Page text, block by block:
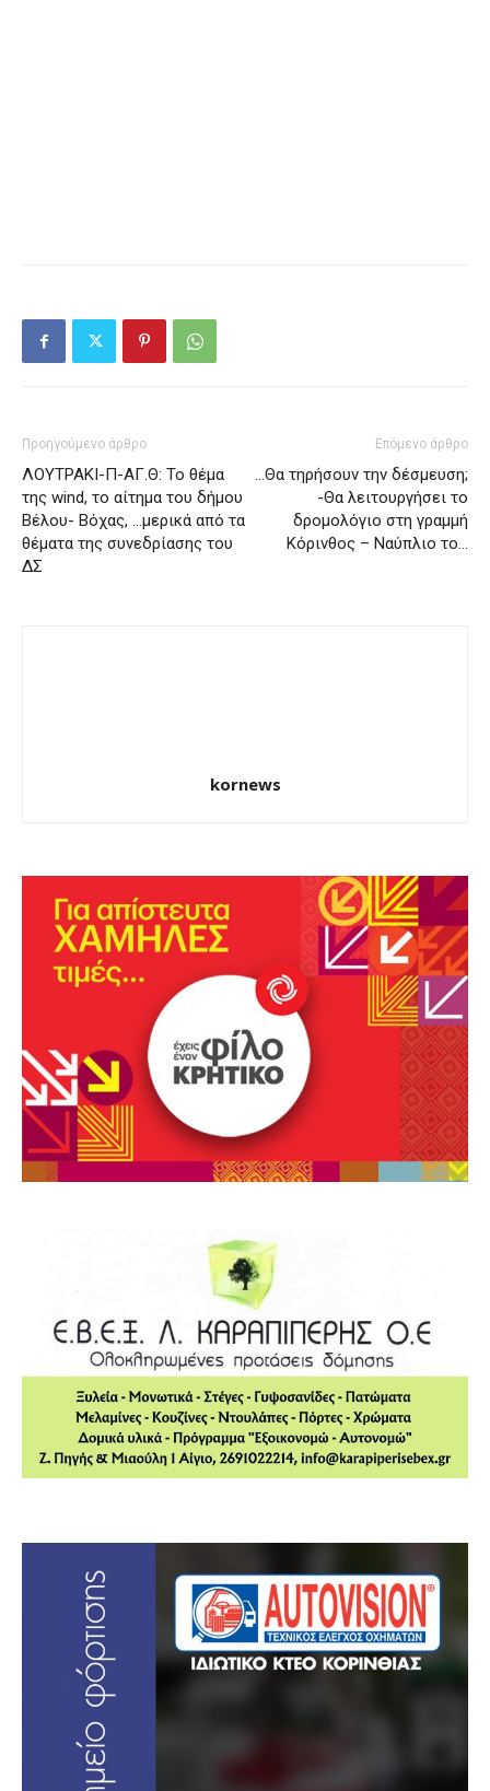
Προηγούμενο άρθρο
ΛΟΥΤΡΑΚΙ-Π-ΑΓ.Θ: Το θέμα
της wind, το αίτημα του δήμου
Βέλου- Βόχας, …μερικά από τα
θέματα της συνεδρίασης του
ΔΣ
Επόμενο άρθρο
…Θα τηρήσουν την δέσμευση;
-Θα λειτουργήσει το
δρομολόγιο στη γραμμή
Κόρινθος – Ναύπλιο το…
kornews